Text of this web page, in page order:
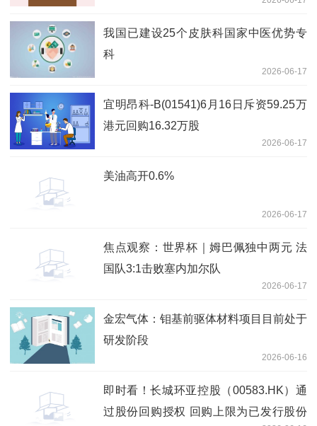
我国已建设25个皮肤科国家中医优势专
科
2026-06-17
宜明昂科-B(01541)6月16日斥资59.25万
港元回购16.32万股
2026-06-17
美油高开0.6%
2026-06-17
焦点观察：世界杯｜姆巴佩独中两元 法
国队3:1击败塞内加尔队
2026-06-17
金宏气体：钼基前驱体材料项目目前处于
研发阶段
2026-06-16
即时看！长城环亚控股（00583.HK）通
过股份回购授权 回购上限为已发行股份